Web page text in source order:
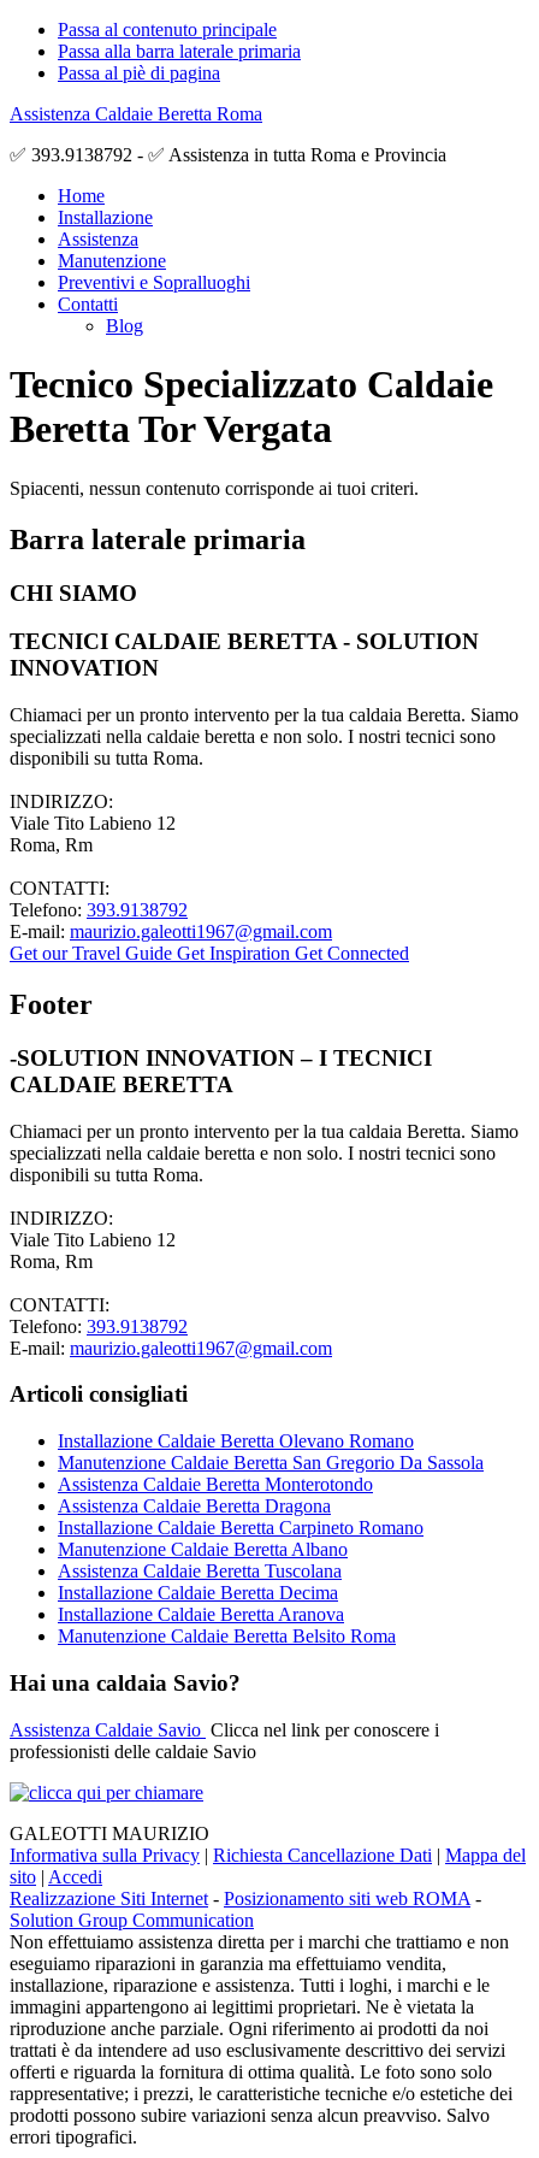
Passa al contenuto principale
Passa alla barra laterale primaria
Passa al piè di pagina
Assistenza Caldaie Beretta Roma
✅ 393.9138792 - ✅ Assistenza in tutta Roma e Provincia
Home
Installazione
Assistenza
Manutenzione
Preventivi e Sopralluoghi
Contatti
Blog
Tecnico Specializzato Caldaie
Beretta Tor Vergata
Spiacenti, nessun contenuto corrisponde ai tuoi criteri.
Barra laterale primaria
CHI SIAMO
TECNICI CALDAIE BERETTA - SOLUTION
INNOVATION
Chiamaci per un pronto intervento per la tua caldaia Beretta. Siamo
specializzati nella caldaie beretta e non solo. I nostri tecnici sono
disponibili su tutta Roma.
INDIRIZZO:
Viale Tito Labieno 12
Roma, Rm
CONTATTI:
Telefono: 393.9138792
E-mail: maurizio.galeotti1967@gmail.com
Get our Travel Guide Get Inspiration Get Connected
Footer
-SOLUTION INNOVATION – I TECNICI
CALDAIE BERETTA
Chiamaci per un pronto intervento per la tua caldaia Beretta. Siamo
specializzati nella caldaie beretta e non solo. I nostri tecnici sono
disponibili su tutta Roma.
INDIRIZZO:
Viale Tito Labieno 12
Roma, Rm
CONTATTI:
Telefono: 393.9138792
E-mail: maurizio.galeotti1967@gmail.com
Articoli consigliati
Installazione Caldaie Beretta Olevano Romano
Manutenzione Caldaie Beretta San Gregorio Da Sassola
Assistenza Caldaie Beretta Monterotondo
Assistenza Caldaie Beretta Dragona
Installazione Caldaie Beretta Carpineto Romano
Manutenzione Caldaie Beretta Albano
Assistenza Caldaie Beretta Tuscolana
Installazione Caldaie Beretta Decima
Installazione Caldaie Beretta Aranova
Manutenzione Caldaie Beretta Belsito Roma
Hai una caldaia Savio?
Assistenza Caldaie Savio Clicca nel link per conoscere i
professionisti delle caldaie Savio
GALEOTTI MAURIZIO
Informativa sulla Privacy | Richiesta Cancellazione Dati | Mappa del
sito | Accedi
Realizzazione Siti Internet - Posizionamento siti web ROMA -
Solution Group Communication
Non effettuiamo assistenza diretta per i marchi che trattiamo e non
eseguiamo riparazioni in garanzia ma effettuiamo vendita,
installazione, riparazione e assistenza. Tutti i loghi, i marchi e le
immagini appartengono ai legittimi proprietari. Ne è vietata la
riproduzione anche parziale. Ogni riferimento ai prodotti da noi
trattati è da intendere ad uso esclusivamente descrittivo dei servizi
offerti e riguarda la fornitura di ottima qualità. Le foto sono solo
rappresentative; i prezzi, le caratteristiche tecniche e/o estetiche dei
prodotti possono subire variazioni senza alcun preavviso. Salvo
errori tipografici.